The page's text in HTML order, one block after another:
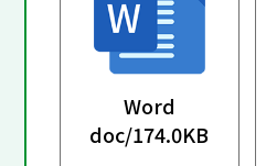
Word
doc/174.0KB